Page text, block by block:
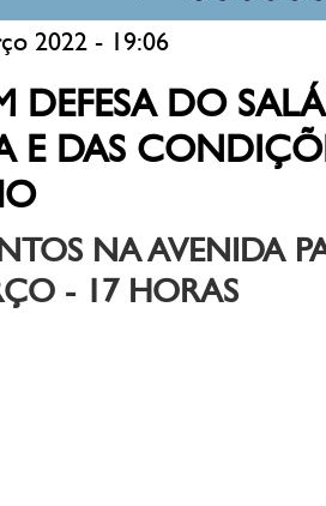
2022 - 19:06
DEFESA DO
E DAS
NA AVENIDA
- 17 HORAS